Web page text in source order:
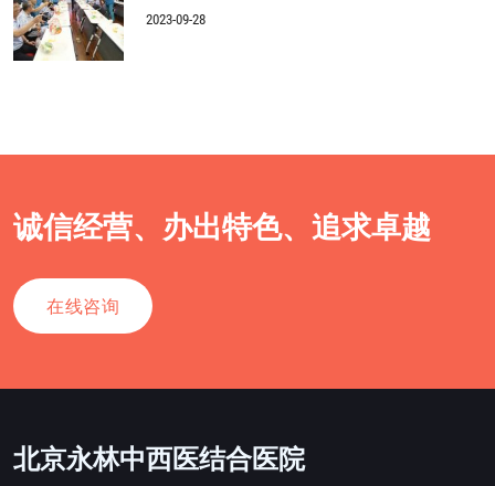
2023-09-28
诚信经营、办出特色、追求卓越
在线咨询
北京永林中西医结合医院